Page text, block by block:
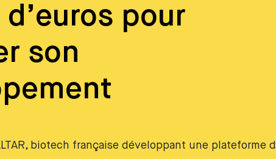
pour
son
biotech française développant une plateforme